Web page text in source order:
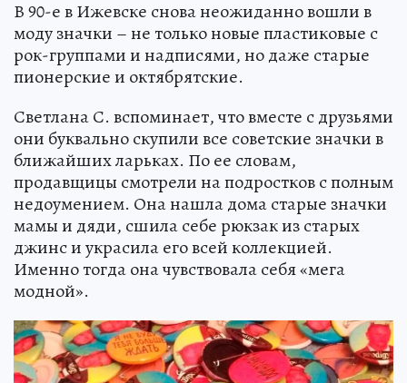
В 90-е в Ижевске снова неожиданно вошли в
моду значки – не только новые пластиковые с
рок-группами и надписями, но даже старые
пионерские и октябрятские.
Светлана С. вспоминает, что вместе с друзьями
они буквально скупили все советские значки в
ближайших ларьках. По ее словам,
продавщицы смотрели на подростков с полным
недоумением. Она нашла дома старые значки
мамы и дяди, сшила себе рюкзак из старых
джинс и украсила его всей коллекцией.
Именно тогда она чувствовала себя «мега
модной».